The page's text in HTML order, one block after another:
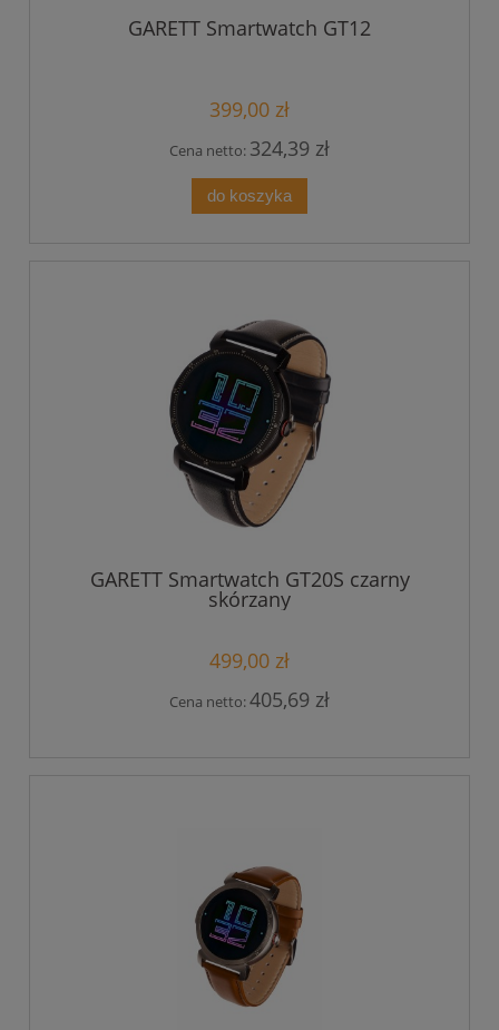
GARETT Smartwatch GT12
399,00 zł
Cena netto: 324,39 zł
do koszyka
GARETT Smartwatch GT20S czarny
skórzany
499,00 zł
Cena netto:405,69 zł